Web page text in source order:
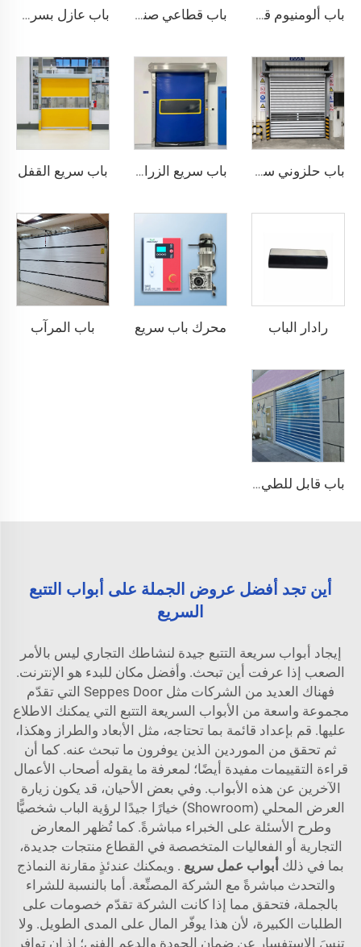
باب ألومنيوم قابل للطي باب قطاعي صناعي باب عازل بسرعة عالية
باب حلزوني سريع باب سريع الزراعة باب سريع القفل
رادار الباب محرك باب سريع باب المرآب
باب قابل للطي بلوري
أين تجد أفضل عروض الجملة على أبواب التتبع
السريع
إيجاد أبواب سريعة التتبع جيدة لنشاطك التجاري ليس بالأمر
الصعب إذا عرفت أين تبحث. وأفضل مكان للبدء هو الإنترنت.
فهناك العديد من الشركات مثل Seppes Door التي تقدّم
مجموعة واسعة من الأبواب السريعة التتبع التي يمكنك الاطلاع
عليها. قم بإعداد قائمة بما تحتاجه، مثل الأبعاد والطراز وهكذا،
ثم تحقق من الموردين الذين يوفرون ما تبحث عنه. كما أن
قراءة التقييمات مفيدة أيضًا؛ لمعرفة ما يقوله أصحاب الأعمال
الآخرين عن هذه الأبواب. وفي بعض الأحيان، قد يكون زيارة
العرض المحلي (Showroom) خيارًا جيدًا لرؤية الباب شخصيًّا
وطرح الأسئلة على الخبراء مباشرةً. كما تُظهر المعارض
التجارية أو الفعاليات المتخصصة في القطاع منتجات جديدة،
بما في ذلك أبواب عمل سريع . ويمكنك عندئذٍ مقارنة النماذج
والتحدث مباشرةً مع الشركة المصنِّعة. أما بالنسبة للشراء
بالجملة، فتحقق مما إذا كانت الشركة تقدّم خصومات على
الطلبات الكبيرة، لأن هذا يوفّر المال على المدى الطويل. ولا
تنسَ الاستفسار عن ضمان الجودة والدعم الفني؛ إذ إن توافر